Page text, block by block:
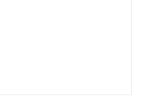
préférée à vos